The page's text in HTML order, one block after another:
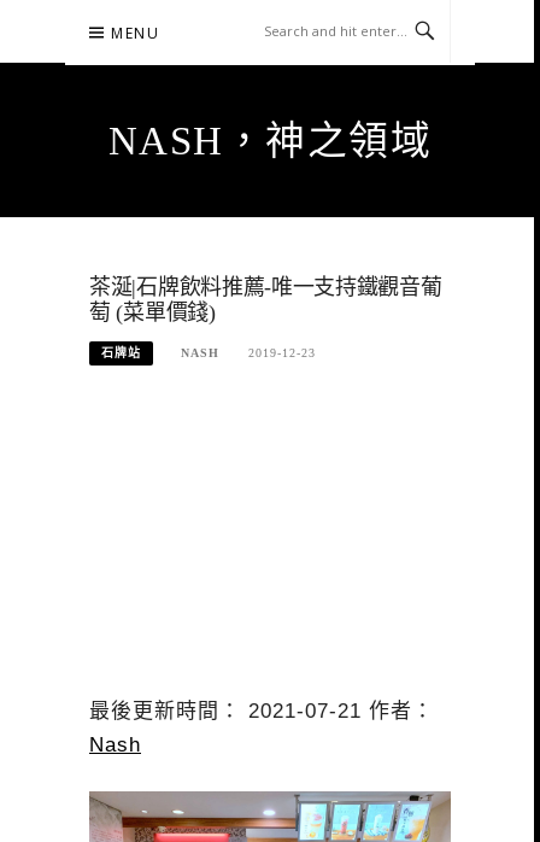
content
MENU
NASH，神之領域
茶涎|石牌飲料推薦-唯一支持鐵觀音葡
萄 (菜單價錢)
石牌站 NASH 2019-12-23
最後更新時間： 2021-07-21 作者：
Nash